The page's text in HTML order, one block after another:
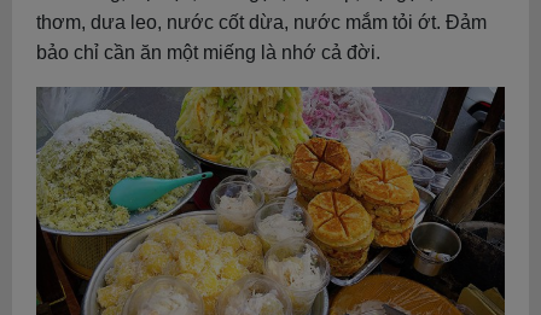
thơm, dưa leo, nước cốt dừa, nước mắm tỏi ớt. Đảm
bảo chỉ cần ăn một miếng là nhớ cả đời.